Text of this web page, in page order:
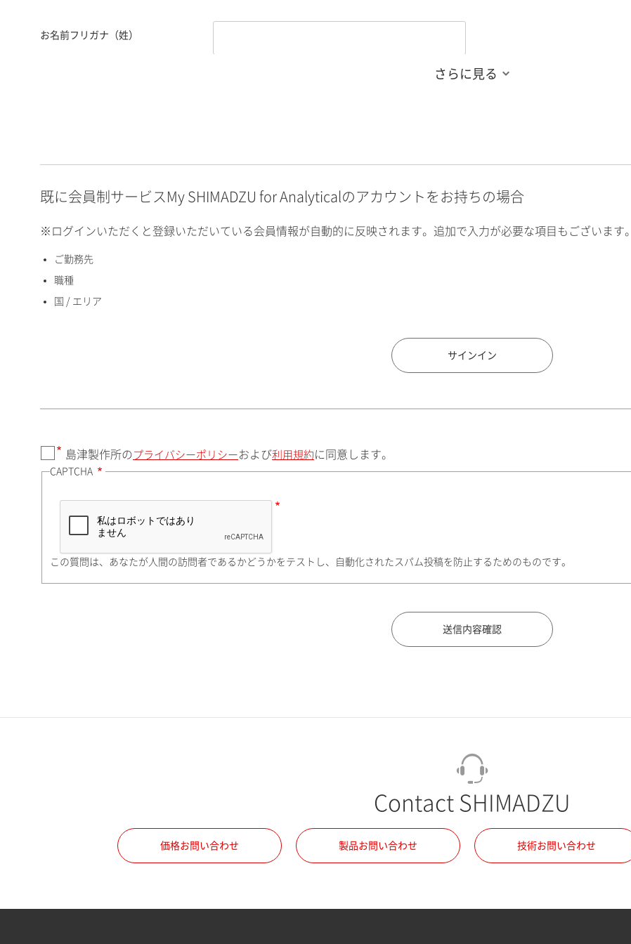
お名前フリガナ（姓）
英数）
国 / エリア
住所検索
都道府県（勤務先）
町名・番地（勤務先）
所属部署
さらに見る
既に会員制サービスMy SHIMADZU for Analyticalのアカウントをお持ちの場合
※ログインいただくと登録いただいている会員情報が自動的に反映されます。追加で入力が必要な項目もございます。
ご勤務先
職種
国 / エリア
サインイン
島津製作所の プライバシーポリシー および利用規約 に同意します。
CAPTCHA
この質問は、あなたが人間の訪問者であるかどうかをテストし、自動化されたスパム投稿を防止するためのものです。
Contact SHIMADZU
価格お問い合わせ 製品お問い合わせ 技術お問い合わせ